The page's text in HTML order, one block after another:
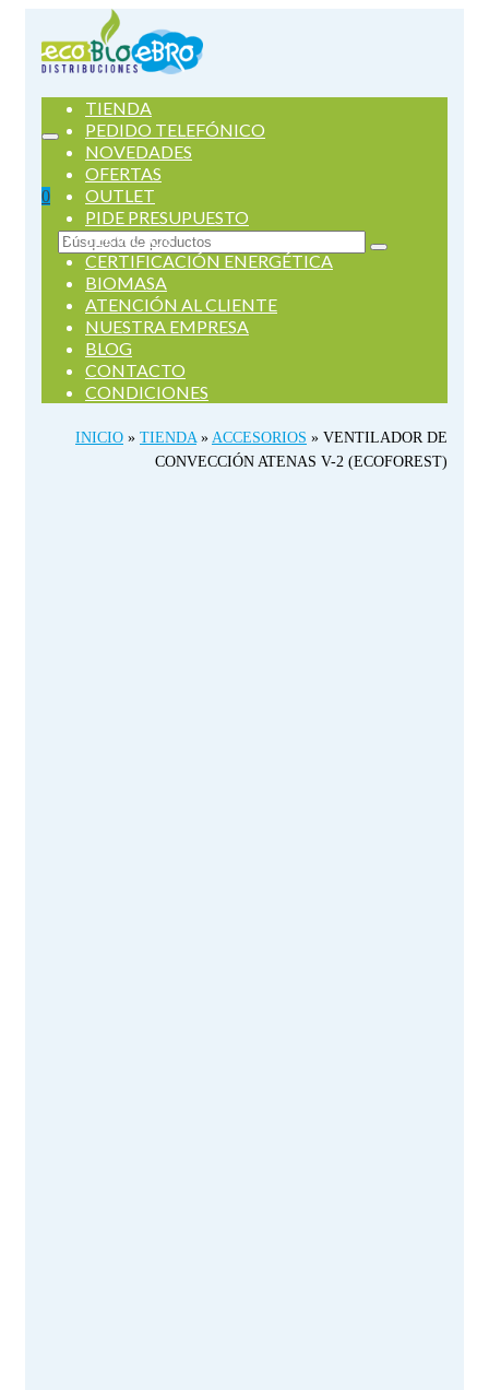
0
Buscar
por:
TIENDA
PEDIDO TELEFÓNICO
NOVEDADES
OFERTAS
OUTLET
PIDE PRESUPUESTO
SERVICIOS
CERTIFICACIÓN ENERGÉTICA
BIOMASA
ATENCIÓN AL CLIENTE
NUESTRA EMPRESA
BLOG
CONTACTO
CONDICIONES
INICIO » TIENDA » ACCESORIOS » VENTILADOR DE
CONVECCIÓN ATENAS V-2 (ECOFOREST)